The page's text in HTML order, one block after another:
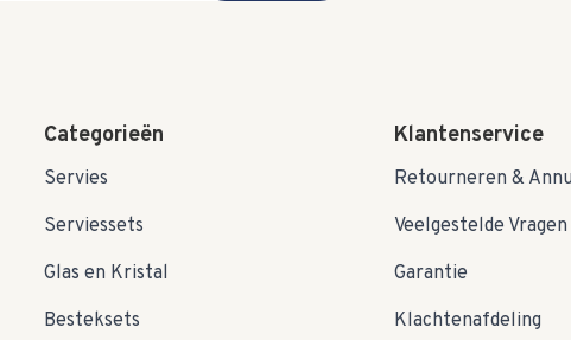
Categorieën
Servies
Serviessets
Glas en Kristal
Besteksets
Klantenservice
Retourneren &
Veelgestelde Vragen
Garantie
Klachtenafdeling